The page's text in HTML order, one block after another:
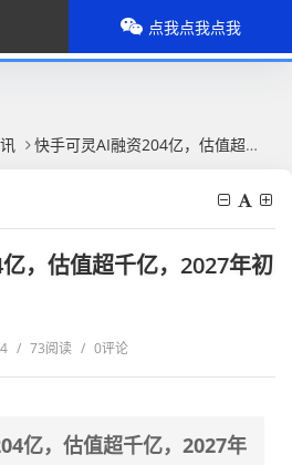
快手可灵AI融资204亿，估值超千亿，2027年初能完成IPO吗？
，估值超千亿，2027年初
/ 73阅读 / 0评论
亿，估值超千亿，2027年
点我点我点我